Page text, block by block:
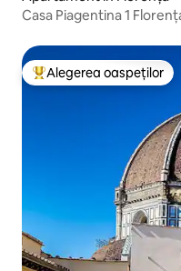
Casa Piagentina 1
Locuință din topul
Alegerea oaspeților